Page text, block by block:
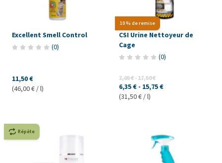
Excellent Smell Control
(0)
11,50 €
(46,00 € / l)
10 % de remise
CSI Urine Nettoyeur de
Cage
(0)
7,05 €-17,50 €
6,35 € - 15,75 €
(31,50 € / l)
Répète